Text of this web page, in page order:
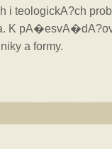
i teologickA?ch
K
a formy.